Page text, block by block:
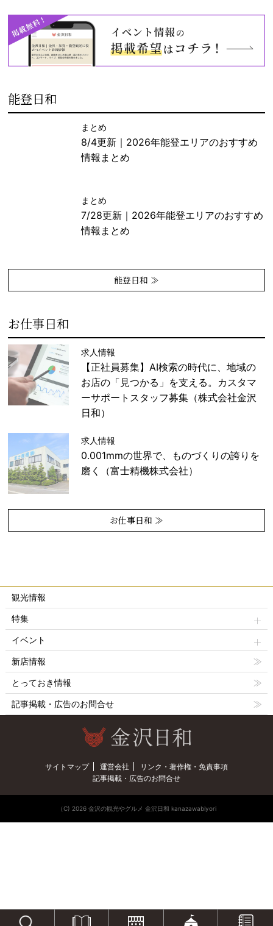
能登日和
まとめ
8/4更新｜2026年能登エリアのおすすめ
情報まとめ
まとめ
7/28更新｜2026年能登エリアのおすすめ
情報まとめ
能登日和 ≫
お仕事日和
求人情報
【正社員募集】AI検索の時代に、地域の
お店の「見つかる」を支える。カスタマ
ーサポートスタッフ募集（株式会社金沢
日和）
求人情報
0.001mmの世界で、ものづくりの誇りを
磨く（富士精機株式会社）
お仕事日和 ≫
観光情報
特集
イベント
新店情報
とっておき情報
記事掲載・広告のお問合せ
サイトマップ 運営会社
リンク・著作権・免責事項
記事掲載・広告のお問合せ
（C) 2026 金沢の観光やグルメ 金沢日和 kanazawabiyori